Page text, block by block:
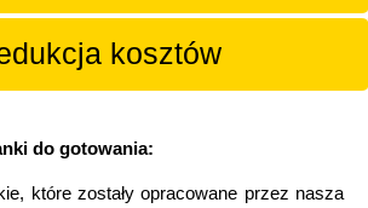
kosztów
do gotowania:
które zostały opracowane przez nasza